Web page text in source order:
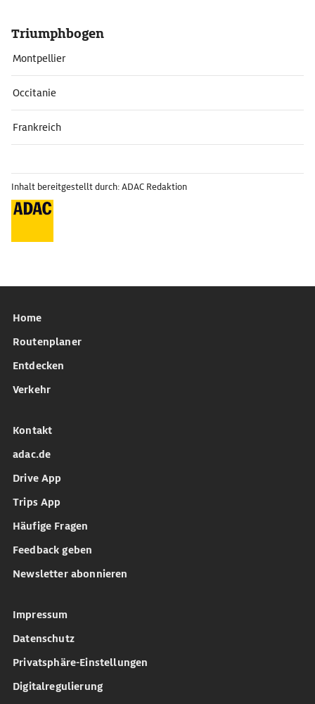
Triumphbogen
Montpellier
Occitanie
Frankreich
Inhalt bereitgestellt durch: ADAC Redaktion
Home
Routenplaner
Entdecken
Verkehr
Kontakt
adac.de
Drive App
Trips App
Häufige Fragen
Feedback geben
Newsletter abonnieren
Impressum
Datenschutz
Privatsphäre-Einstellungen
Digitalregulierung